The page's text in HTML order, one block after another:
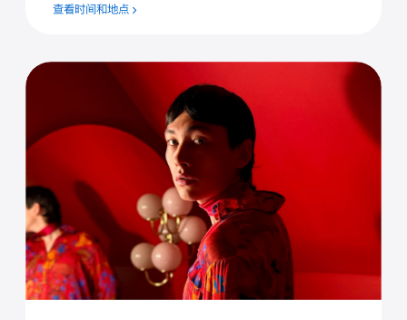
查看时间和地点